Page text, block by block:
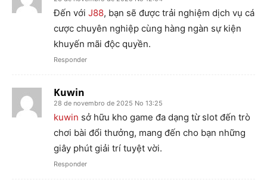
Đến với J88, bạn sẽ được trải nghiệm dịch vụ cá
cược chuyên nghiệp cùng hàng ngàn sự kiện
khuyến mãi độc quyền.
Responder
Kuwin
28 de novembro de 2025 No 13:25
kuwin sở hữu kho game đa dạng từ slot đến trò
chơi bài đổi thưởng, mang đến cho bạn những
giây phút giải trí tuyệt vời.
Responder